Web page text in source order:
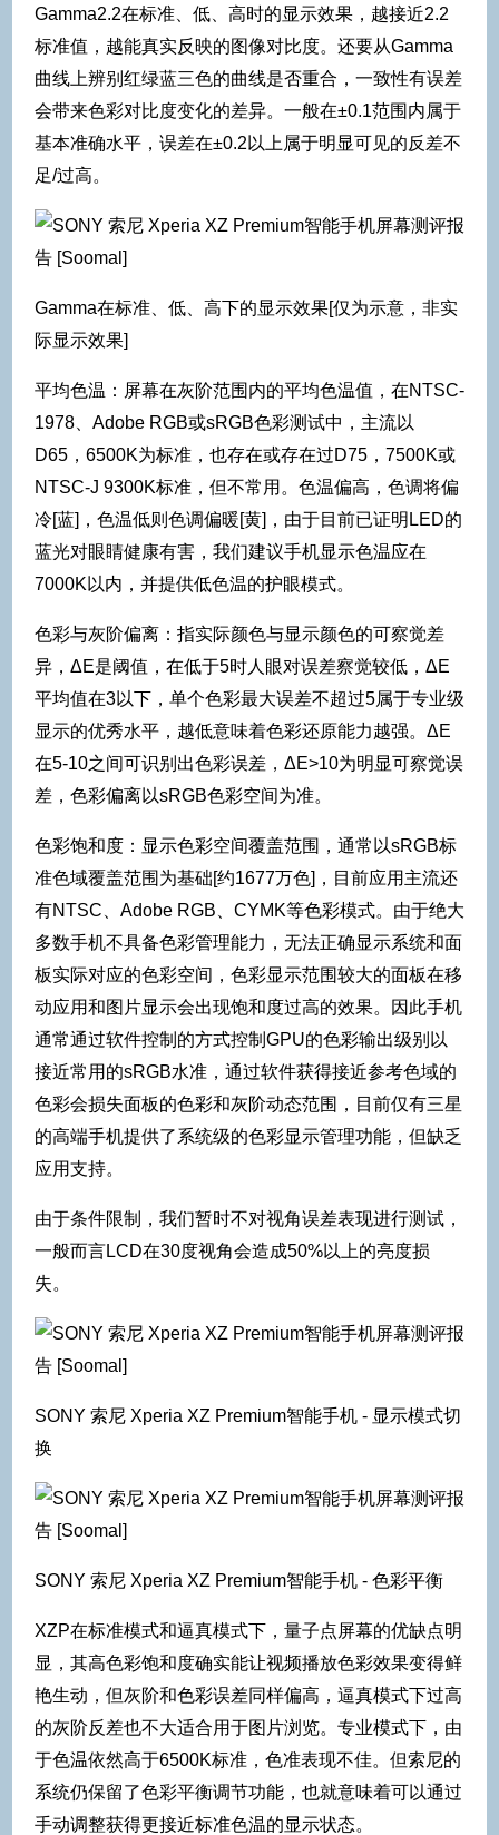
Gamma2.2在标准、低、高时的显示效果，越接近2.2
标准值，越能真实反映的图像对比度。还要从Gamma
曲线上辨别红绿蓝三色的曲线是否重合，一致性有误差
会带来色彩对比度变化的差异。一般在±0.1范围内属于
基本准确水平，误差在±0.2以上属于明显可见的反差不
足/过高。
Gamma在标准、低、高下的显示效果[仅为示意，非实
际显示效果]
平均色温：屏幕在灰阶范围内的平均色温值，在NTSC-
1978、Adobe RGB或sRGB色彩测试中，主流以
D65，6500K为标准，也存在或存在过D75，7500K或
NTSC-J 9300K标准，但不常用。色温偏高，色调将偏
冷[蓝]，色温低则色调偏暖[黄]，由于目前已证明LED的
蓝光对眼睛健康有害，我们建议手机显示色温应在
7000K以内，并提供低色温的护眼模式。
色彩与灰阶偏离：指实际颜色与显示颜色的可察觉差
异，ΔE是阈值，在低于5时人眼对误差察觉较低，ΔE
平均值在3以下，单个色彩最大误差不超过5属于专业级
显示的优秀水平，越低意味着色彩还原能力越强。ΔE
在5-10之间可识别出色彩误差，ΔE>10为明显可察觉误
差，色彩偏离以sRGB色彩空间为准。
色彩饱和度：显示色彩空间覆盖范围，通常以sRGB标
准色域覆盖范围为基础[约1677万色]，目前应用主流还
有NTSC、Adobe RGB、CYMK等色彩模式。由于绝大
多数手机不具备色彩管理能力，无法正确显示系统和面
板实际对应的色彩空间，色彩显示范围较大的面板在移
动应用和图片显示会出现饱和度过高的效果。因此手机
通常通过软件控制的方式控制GPU的色彩输出级别以
接近常用的sRGB水准，通过软件获得接近参考色域的
色彩会损失面板的色彩和灰阶动态范围，目前仅有三星
的高端手机提供了系统级的色彩显示管理功能，但缺乏
应用支持。
由于条件限制，我们暂时不对视角误差表现进行测试，
一般而言LCD在30度视角会造成50%以上的亮度损
失。
SONY 索尼 Xperia XZ Premium智能手机 - 显示模式切
换
SONY 索尼 Xperia XZ Premium智能手机 - 色彩平衡
XZP在标准模式和逼真模式下，量子点屏幕的优缺点明
显，其高色彩饱和度确实能让视频播放色彩效果变得鲜
艳生动，但灰阶和色彩误差同样偏高，逼真模式下过高
的灰阶反差也不大适合用于图片浏览。专业模式下，由
于色温依然高于6500K标准，色准表现不佳。但索尼的
系统仍保留了色彩平衡调节功能，也就意味着可以通过
手动调整获得更接近标准色温的显示状态。